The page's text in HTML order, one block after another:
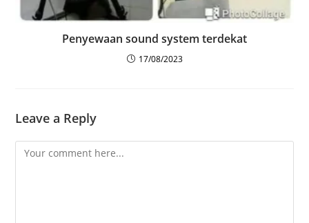
Penyewaan sound system terdekat
17/08/2023
Leave a Reply